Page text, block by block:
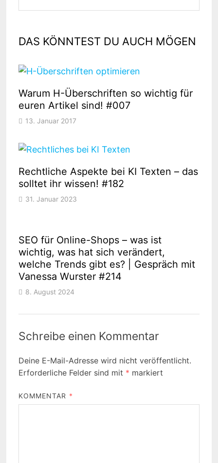
DAS KÖNNTEST DU AUCH MÖGEN
Warum H-Überschriften so wichtig für
euren Artikel sind! #007
13. Januar 2017
Rechtliche Aspekte bei KI Texten – das
solltet ihr wissen! #182
31. Januar 2023
SEO für Online-Shops – was ist
wichtig, was hat sich verändert,
welche Trends gibt es? | Gespräch mit
Vanessa Wurster #214
8. August 2024
Schreibe einen Kommentar
Deine E-Mail-Adresse wird nicht veröffentlicht.
Erforderliche Felder sind mit * markiert
KOMMENTAR *